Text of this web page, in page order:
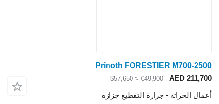
Prinoth FORESTIER M700-2500
AED 211,700
€49,900
≈ $57,650
أعمال الحراثة - جرارة التقطيع جزازة